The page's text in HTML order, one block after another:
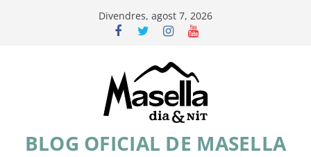
Divendres, agost 7, 2026
BLOG OFICIAL DE MASELLA